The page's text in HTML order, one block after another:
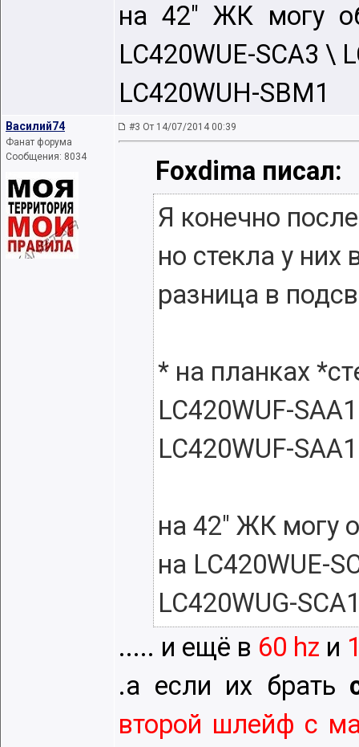
на 42" ЖК могу
LC420WUE-SCA3 \
LC420WUH-SBM1
Василий74
Фанат форума
Сообщения: 8034
#3 От 14/07/2014 00:39
Foxdima писал:
Я конечно
но стекла у
разница в
* на планках
LC420WUF-
LC420WUF-
на 42" ЖК могу
на LC420WUE-
LC420WUG-
..... и eщё в 60 hz и
.а eсли их брать
второй шлeйф с